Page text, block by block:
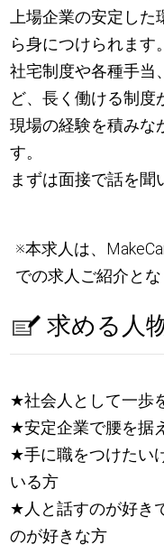
上場企業の安定し
ら身につけられます。
社宅制度や各種手当
ど、長く働ける制度
現場の経験を積みな
す。
まずは面接で話を聞
※本求人は、
での求人ご紹介と
求める人
★社会人として一歩
★安定企業で腰を据
★手に職をつけたい
いる方
★人と話すのが好き
のが好きな方